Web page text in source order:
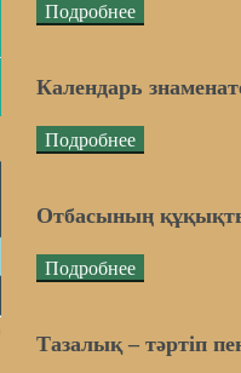
Подробнее
Календарь
Подробнее
Отбасының
Подробнее
Тазалық – тәртіп